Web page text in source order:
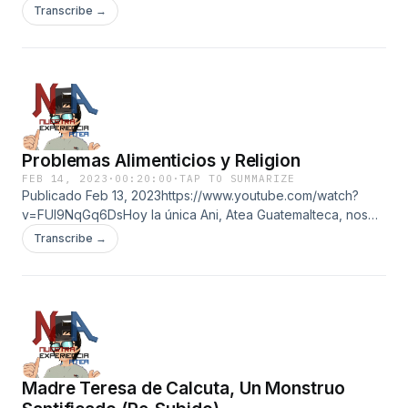
explica el peligro detrás de una propaganda
supuestamente benévola e inocua.
Transcribe →
Problemas Alimenticios y Religion
FEB 14, 2023 · 00:20:00 ·TAP TO SUMMARIZE
Publicado Feb 13, 2023https://www.youtube.com/watch?
v=FUl9NqGq6DsHoy la única Ani, Atea Guatemalteca, nos
trae un tema muy interesante sobre cómo las ideas
religiosas pueden ser dañinas para las personas que están
Transcribe →
Madre Teresa de Calcuta, Un Monstruo